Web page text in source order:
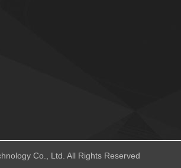
Co., Ltd. All Rights Reserved